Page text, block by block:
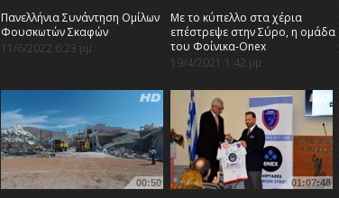
Πανελλήνια Συνάντηση Ομίλων
Φουσκωτών Σκαφών
11/6/2022 6:23 μμ
Με το κύπελλο στα χέρια
επέστρεψε στην Σύρο, η ομάδα
του Φοίνικα-Onex
19/4/2021 1:42 μμ
00:50 01:07:48